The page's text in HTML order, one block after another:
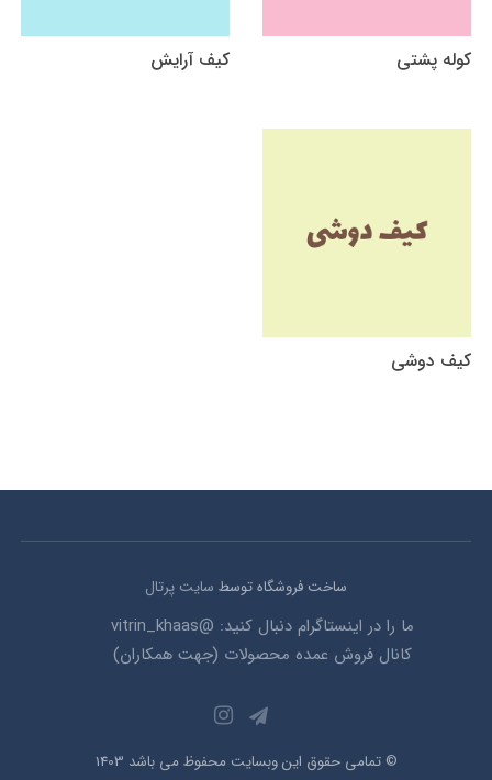
کوله پشتی کیف آرایش
کیف دوشی
ساخت فروشگاه توسط سایت پرتال
ما را در اینستاگرام دنبال کنید: @vitrin_khaas
کانال فروش عمده محصولات (جهت همکاران)
© تمامی حقوق این وبسایت محفوظ می باشد 1403